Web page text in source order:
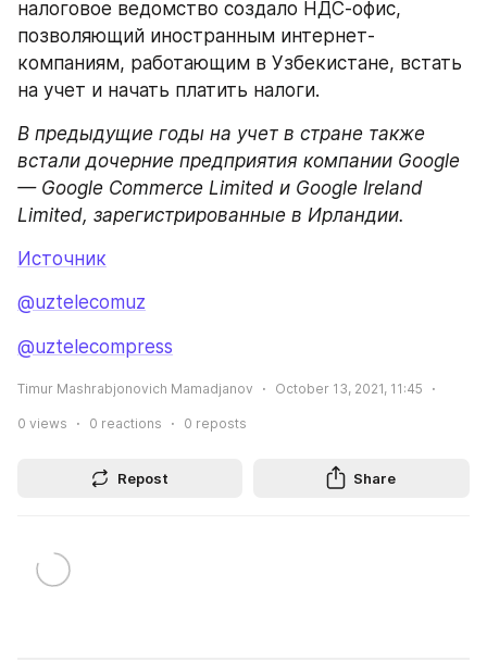
налоговое ведомство создало НДС-офис,
позволяющий иностранным интернет-
компаниям, работающим в Узбекистане, встать
на учет и начать платить налоги.
В предыдущие годы на учет в стране также
встали дочерние предприятия компании Google
— Google Commerce Limited и Google Ireland
Limited, зарегистрированные в Ирландии.
Источник
@uztelecomuz
@uztelecompress
Timur Mashrabjonovich Mamadjanov October 13, 2021, 11:45
0 views 0 reactions 0 reposts
Repost Share